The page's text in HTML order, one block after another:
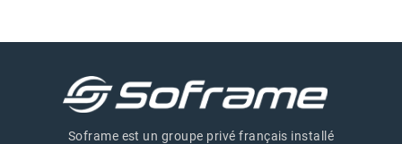
Soframe est un groupe privé français installé